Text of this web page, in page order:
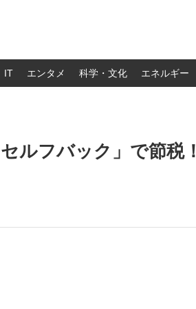
IT エンタメ 科学・文化 エネルギー
ルフバック」で節税！